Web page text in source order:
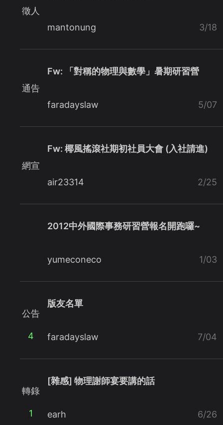
徵人
mantonung 3/18
通告
Fw: 「對稱的物理與數學」暑期研習營
faradayslaw 5/07
網宣
Fw: 椰風搖滾社期初社員大會 (入社請進)
air23314 2/25
2012中外國際事務研習營報名開跑囉~
yumeconeco 1/03
公告
4
版友名單
faradayslaw 7/04
轉錄
1
[雜感] 物理謝師宴要講的話
earh 6/26